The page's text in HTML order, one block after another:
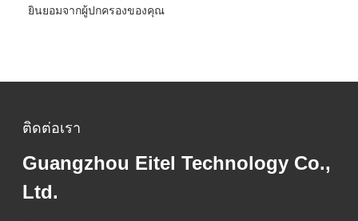
ยินยอมจากผู้ปกครองของคุณ
ติดต่อเรา
Guangzhou Eitel Technology Co.,
Ltd.